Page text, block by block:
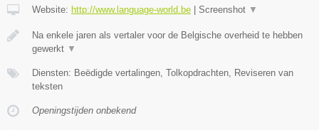
Website: http://www.language-world.be | Screenshot ▼
Na enkele jaren als vertaler voor de Belgische overheid te hebben
gewerkt ▼
Diensten: Beëdigde vertalingen, Tolkopdrachten, Reviseren van
teksten
Openingstijden onbekend